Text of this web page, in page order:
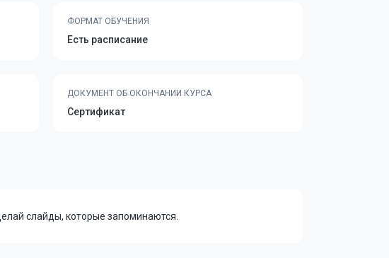
ФОРМАТ ОБУЧЕНИЯ
Есть расписание
ДОКУМЕНТ ОБ ОКОНЧАНИИ КУРСА
Сертификат
слайды, которые запоминаются.